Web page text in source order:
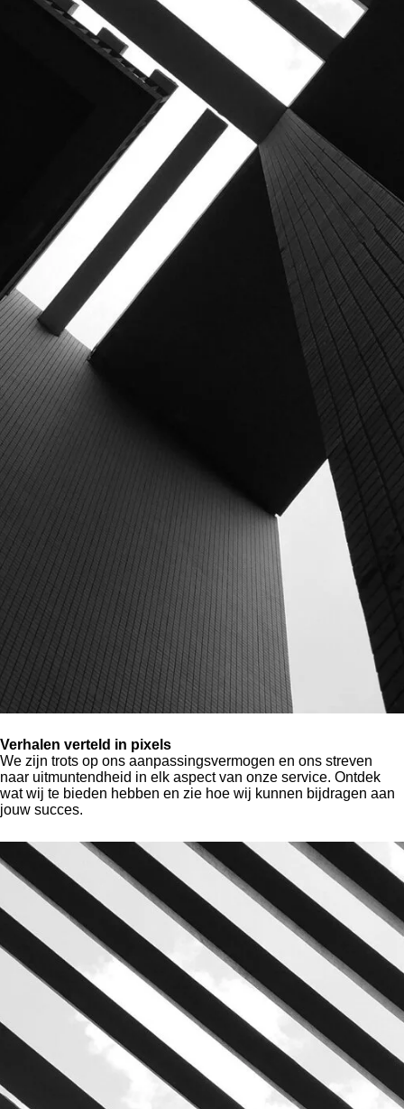
Verhalen verteld in pixels
We zijn trots op ons aanpassingsvermogen en ons streven
naar uitmuntendheid in elk aspect van onze service. Ontdek
wat wij te bieden hebben en zie hoe wij kunnen bijdragen aan
jouw succes.